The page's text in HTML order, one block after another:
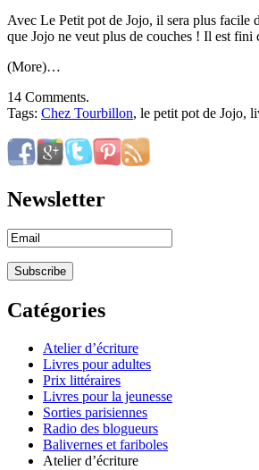
Avec Le Petit pot de Jojo, il sera plus facile
que Jojo ne veut plus de couches ! Il est fini
(More)…
14 Comments.
Tags: Chez Tourbillon, le petit pot de Jojo,
Newsletter
Catégories
Atelier d’écriture
Livres pour adultes
Prix littéraires
Livres pour la jeunesse
Sorties parisiennes
Radio des blogueurs
Balivernes et fariboles
Atelier d’écriture